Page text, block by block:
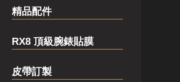
精品配件
RX8 頂級腕錶貼膜
皮帶訂製